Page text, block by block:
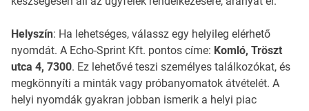
Helyszín: Ha lehetséges, válassz egy helyileg elérhető
nyomdát. A Echo-Sprint Kft. pontos címe: Komló, Tröszt
utca 4, 7300. Ez lehetővé teszi személyes találkozókat, és
megkönnyíti a minták vagy próbanyomatok átvételét. A
helyi nyomdák gyakran jobban ismerik a helyi piac